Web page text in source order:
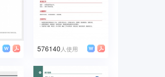
576140 人使用